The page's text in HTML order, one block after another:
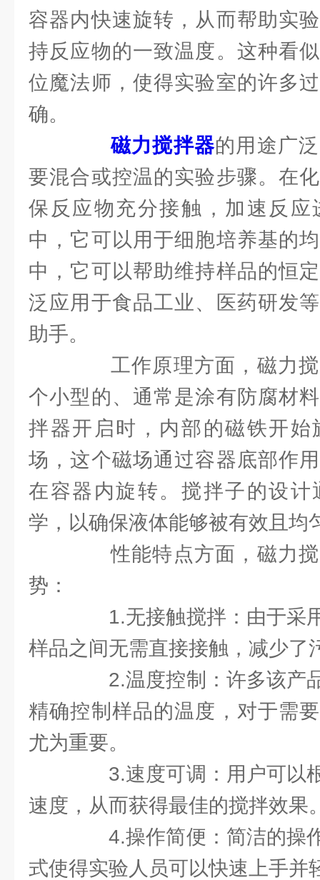
容器内快速旋转，从而帮助实
持反应物的一致温度。这种看
位魔法师，使得实验室的许多
确。
磁力搅拌器的用途广
要混合或控温的实验步骤。在
保反应物充分接触，加速反应
中，它可以用于细胞培养基的
中，它可以帮助维持样品的恒
泛应用于食品工业、医药研发
助手。
工作原理方面，磁力搅
个小型的、通常是涂有防腐材
拌器开启时，内部的磁铁开始
场，这个磁场通过容器底部作
在容器内旋转。搅拌子的设计
学，以确保液体能够被有效且均
性能特点方面，磁力搅
势：
1.无接触搅拌：由于采
样品之间无需直接接触，减少了
2.温度控制：许多该产
精确控制样品的温度，对于需
尤为重要。
3.速度可调：用户可以
速度，从而获得最佳的搅拌效果
4.操作简便：简洁的操
式使得实验人员可以快速上手并